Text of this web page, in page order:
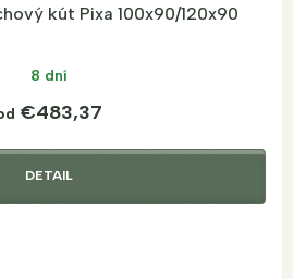
kút Pixa 100x90/120x90
8 dní
€483,37
DETAIL